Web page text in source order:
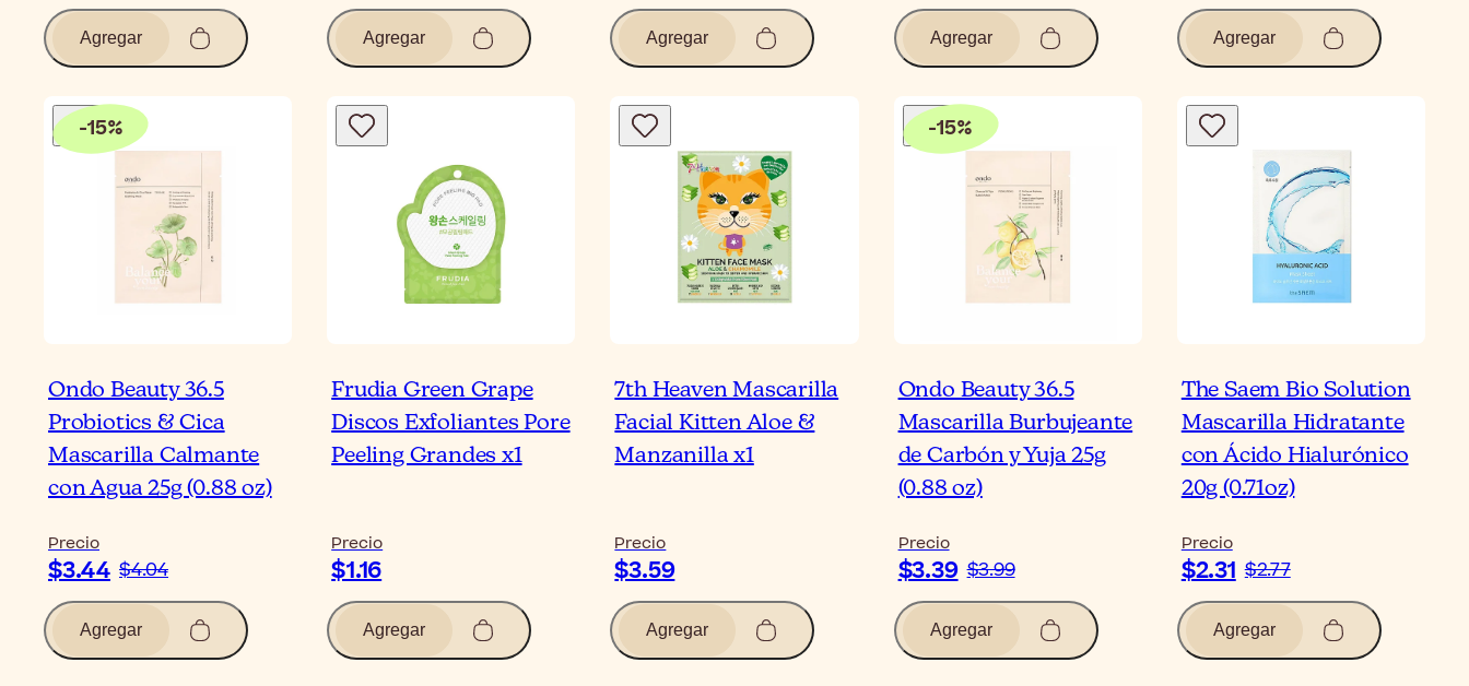
Agregar Agregar Agregar Agregar Agregar
-15%
Ondo Beauty 36.5
Probiotics & Cica
Mascarilla Calmante
con Agua 25g (0.88 oz)
Precio
$3.44 $4.04
Agregar
Frudia Green Grape
Discos Exfoliantes Pore
Peeling Grandes x1
Precio
$1.16
Agregar
7th Heaven Mascarilla
Facial Kitten Aloe &
Manzanilla x1
Precio
$3.59
Agregar
-15%
Ondo Beauty 36.5
Mascarilla Burbujeante
de Carbón y Yuja 25g
(0.88 oz)
Precio
$3.39 $3.99
Agregar
The Saem Bio Solution
Mascarilla Hidratante
con Ácido Hialurónico
20g (0.71oz)
Precio
$2.31 $2.77
Agregar